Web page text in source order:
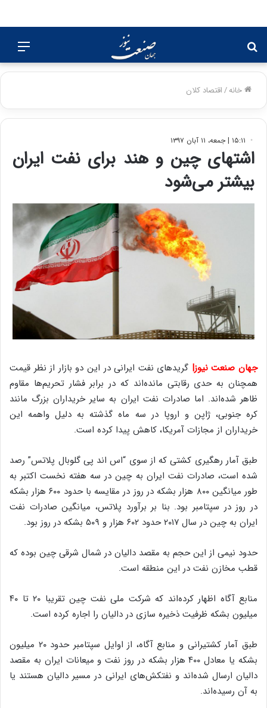
برای
خانه/اقتصاد کلان
۱۵:۱۱ | جمعه، ۱۱ آبان ۱۳۹۷
اشتهای چین و هند برای نفت ایران
بیشتر می‌شود
جهان صنعت نیوز| گریدهای نفت ایرانی در این دو بازار از نظر قیمت
همچنان به حدی رقابتی مانده‌اند که در برابر فشار تحریم‌ها مقاوم
ظاهر شده‌اند. اما صادرات نفت ایران به سایر خریداران بزرگ مانند
کره جنوبی، ژاپن و اروپا در سه ماه گذشته به دلیل واهمه این
خریداران از مجازات آمریکا، کاهش پیدا کرده است.
طبق آمار رهگیری کشتی که از سوی “اس اند پی گلوبال پلاتس” رصد
شده است، صادرات نفت ایران به چین در سه هفته نخست اکتبر به
طور میانگین ۸۰۰ هزار بشکه در روز در مقایسه با حدود ۶۰۰ هزار بشکه
در روز در سپتامبر بود. بنا بر برآورد پلاتس، میانگین صادرات نفت
ایران به چین در سال ۲۰۱۷ حدود ۶۰۲ هزار و ۵۰۹ بشکه در روز بود.
حدود نیمی از این حجم به مقصد دالیان در شمال شرقی چین بوده که
قطب مخازن نفت در این منطقه است.
منابع آگاه اظهار کرده‌اند که شرکت ملی نفت چین تقریبا ۲۰ تا ۴۰
میلیون بشکه ظرفیت ذخیره سازی در دالیان را اجاره کرده است.
طبق آمار کشتیرانی و منابع آگاه، از اوایل سپتامبر حدود ۲۰ میلیون
بشکه یا معادل ۴۰۰ هزار بشکه در روز نفت و میعانات ایران به مقصد
دالیان ارسال شده‌اند و نفتکش‌های ایرانی در مسیر دالیان هستند یا
به آن رسیده‌اند.